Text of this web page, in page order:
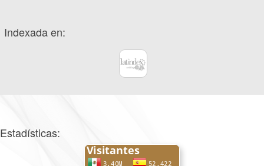
Indexada en:
Estadísticas: